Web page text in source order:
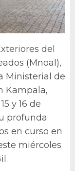
del
(Mnoal),
Ministerial de
Kampala,
y 16 de
profunda
en curso en
miércoles